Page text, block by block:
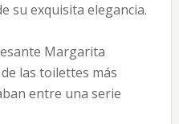
su exquisita elegancia.
Margarita
las toilettes más
entre una serie